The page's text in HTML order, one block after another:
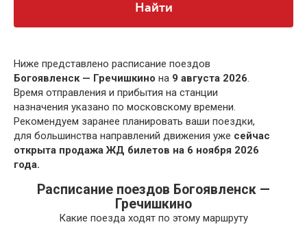
Найти
Ниже представлено расписание поездов
Богоявленск — Гречишкино на 9 августа 2026.
Время отправления и прибытия на станции
назначения указано по московскому времени.
Рекомендуем заранее планировать ваши поездки,
для большинства направлений движения уже сейчас
открыта продажа ЖД билетов на 6 ноября 2026
года.
Расписание поездов Богоявленск —
Гречишкино
Какие поезда ходят по этому маршруту